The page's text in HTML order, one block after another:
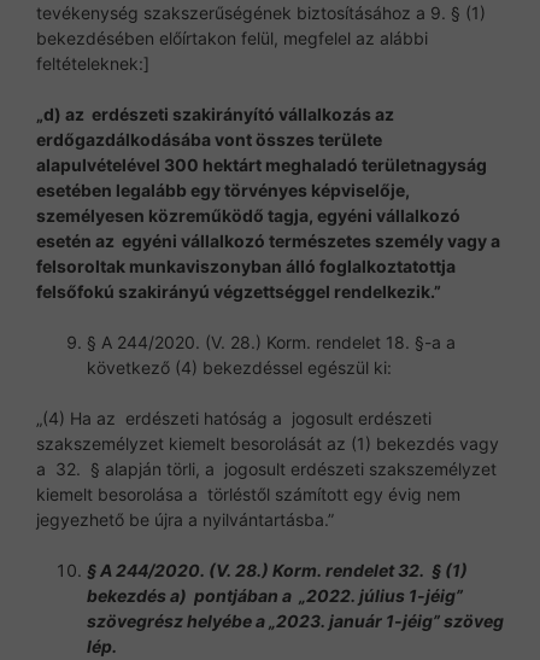
tevékenység szakszerűségének biztosításához a 9. § (1)
bekezdésében előírtakon felül, megfelel az alábbi
feltételeknek:]
d) az erdészeti szakirányító vállalkozás az
erdőgazdálkodásába vont összes területe
alapulvételével 300 hektárt meghaladó területnagyság
esetében legalább egy törvényes képviselője,
személyesen közreműködő tagja, egyéni vállalkozó
esetén az egyéni vállalkozó természetes személy vagy a
felsoroltak munkaviszonyban álló foglalkoztatottja
felsőfokú szakirányú végzettséggel rendelkezik.”
§ A 244/2020. (V. 28.) Korm. rendelet 18. §-a a
következő (4) bekezdéssel egészül ki:
„(4) Ha az erdészeti hatóság a jogosult erdészeti
szakszemélyzet kiemelt besorolását az (1) bekezdés vagy
a 32. § alapján törli, a jogosult erdészeti szakszemélyzet
kiemelt besorolása a törléstől számított egy évig nem
jegyezhető be újra a nyilvántartásba.”
§ A 244/2020. (V. 28.) Korm. rendelet 32. § (1)
bekezdés a) pontjában a „2022. július 1-jéig”
szövegrész helyébe a „2023. január 1-jéig” szöveg
lép.